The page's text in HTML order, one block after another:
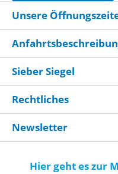
Unsere
Sieber Siegel
Rechtliches
Newsletter
Hier geht es zur